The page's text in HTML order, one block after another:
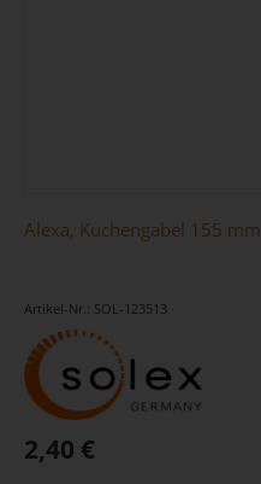
Alexa, Kuchengabel 155 mm
Artikel-Nr.: SOL-123513
2,40 €